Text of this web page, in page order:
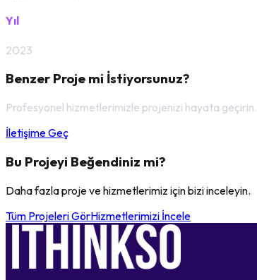
Yıl
2023
Benzer Proje mi İstiyorsunuz?
Profesyonel hizmetlerimizle projenizi hayata geçirin.
İletişime Geç
Bu Projeyi Beğendiniz mi?
Daha fazla proje ve hizmetlerimiz için bizi inceleyin.
Tüm Projeleri GörHizmetlerimizi İncele